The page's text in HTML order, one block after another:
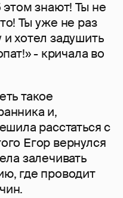
этом знают! Ты не
Ты уже не раз
хотел задушить
- кричала во
такое
и,
расстаться с
Егор вернулся
залечивать
где проводит